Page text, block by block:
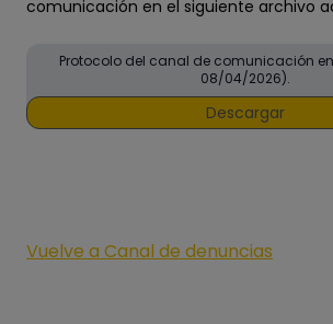
comunicación en el siguiente archivo
Protocolo del canal de comunicación
08/04/2026).
Descargar
Vuelve a Canal de denuncias